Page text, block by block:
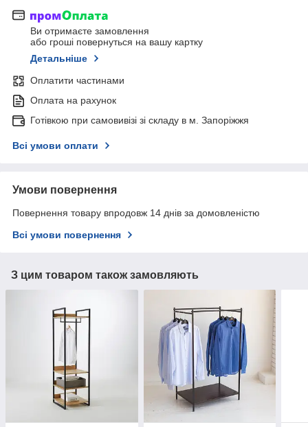
Ви отримаєте замовлення
або гроші повернуться на вашу картку
Детальніше
Оплатити частинами
Оплата на рахунок
Готівкою при самовивізі зі складу в м. Запоріжжя
Всі умови оплати
Умови повернення
Повернення товару впродовж 14 днів за домовленістю
Всі умови повернення
З цим товаром також замовляють